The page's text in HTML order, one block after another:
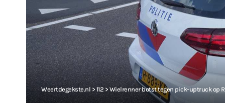
Weertdegekste.nl > 112 >Wielrenner botst tegen pick-uptruck op